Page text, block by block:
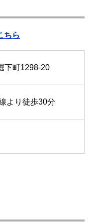
ちら
下町1298-20
より徒歩30分